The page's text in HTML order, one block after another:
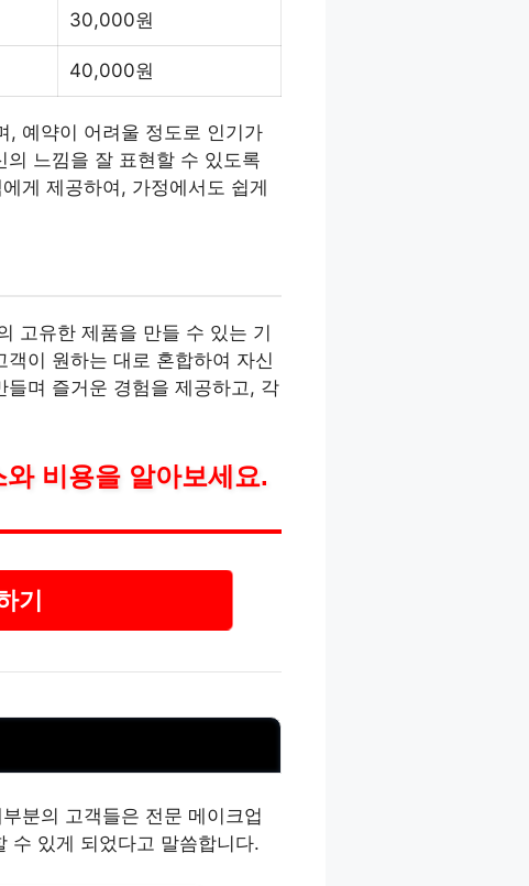
30,000원
40,000원
, 예약이 어려울 정도로 인기가
느낌을 잘 표현할 수 있도록
게 제공하여, 가정에서도 쉽게
고유한 제품을 만들 수 있는 기
이 원하는 대로 혼합하여 자신
며 즐거운 경험을 제공하고, 각
와 비용을 알아보세요.
기
분의 고객들은 전문 메이크업
수 있게 되었다고 말씀합니다.